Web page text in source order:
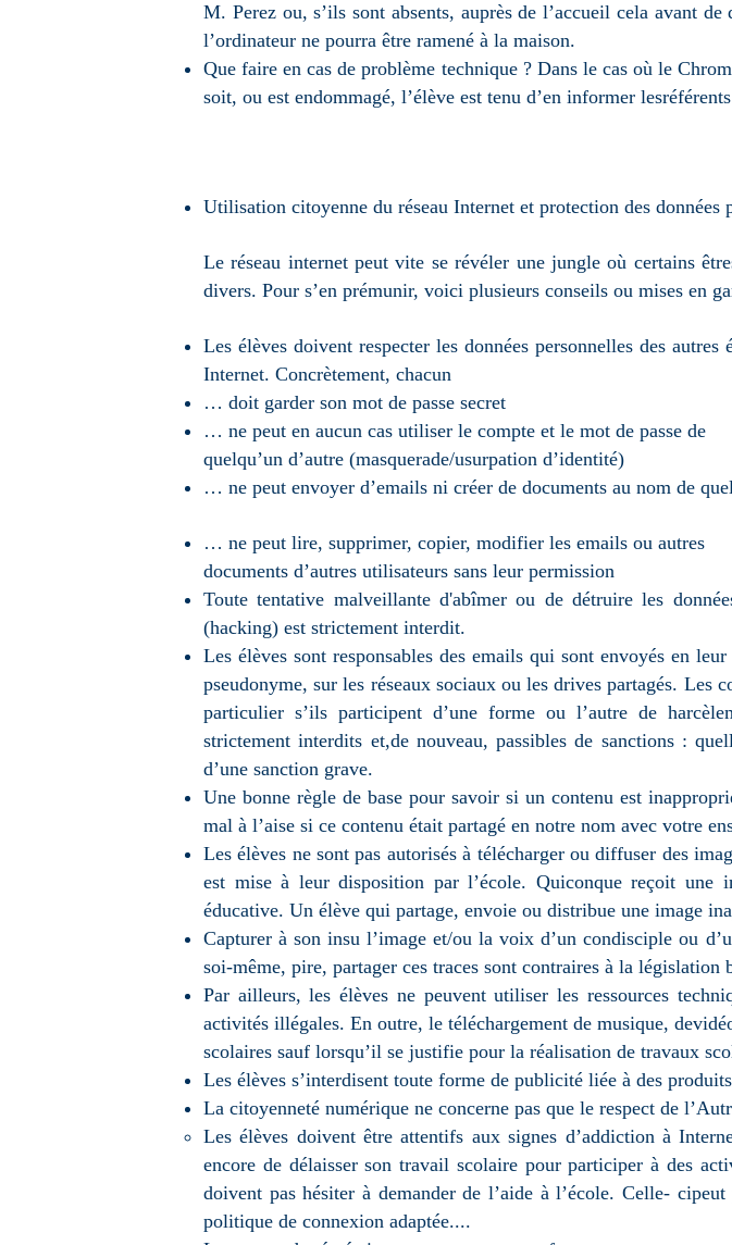
M. Perez ou, s’ils sont absents, auprès de l’accueil cela avant
l’ordinateur ne pourra être ramené à la maison.
Que faire en cas de problème technique ? Dans le cas où le
soit, ou est endommagé, l’élève est tenu d’en informer
Utilisation citoyenne du réseau Internet et protection des données
Le réseau internet peut vite se révéler une jungle où certains
divers. Pour s’en prémunir, voici plusieurs conseils ou mises en
Les élèves doivent respecter les données personnelles des
Internet. Concrètement, chacun
… doit garder son mot de passe secret
… ne peut en aucun cas utiliser le compte et le mot de passe de
quelqu’un d’autre (masquerade/usurpation d’identité)
… ne peut envoyer d’emails ni créer de documents au nom de
… ne peut lire, supprimer, copier, modifier les emails ou autres
documents d’autres utilisateurs sans leur permission
Toute tentative malveillante d'abîmer ou de détruire les
(hacking) est strictement interdit.
Les élèves sont responsables des emails qui sont envoyés en
pseudonyme, sur les réseaux sociaux ou les drives partagés. Les
particulier s’ils participent d’une forme ou l’autre de
strictement interdits et,de nouveau, passibles de sanctions :
d’une sanction grave.
Une bonne règle de base pour savoir si un contenu est
mal à l’aise si ce contenu était partagé en notre nom avec votre
Les élèves ne sont pas autorisés à télécharger ou diffuser des
est mise à leur disposition par l’école. Quiconque reçoit une
éducative. Un élève qui partage, envoie ou distribue une image
Capturer à son insu l’image et/ou la voix d’un condisciple ou
soi-même, pire, partager ces traces sont contraires à la
Par ailleurs, les élèves ne peuvent utiliser les ressources
activités illégales. En outre, le téléchargement de musique,
scolaires sauf lorsqu’il se justifie pour la réalisation de travaux
Les élèves s’interdisent toute forme de publicité liée à des
La citoyenneté numérique ne concerne pas que le respect de
Les élèves doivent être attentifs aux signes d’addiction à
encore de délaisser son travail scolaire pour participer à des
doivent pas hésiter à demander de l’aide à l’école. Celle-
politique de connexion adaptée....